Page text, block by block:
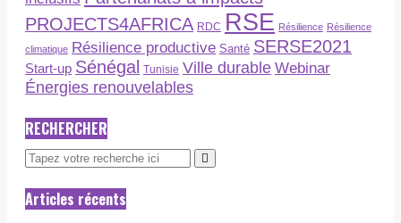
PROJECTS4AFRICA RDC RSE Résilience Résilience
climatique Résilience productive Santé SERSE2021
Start-up Sénégal Tunisie Ville durable Webinar
Énergies renouvelables
RECHERCHER
Articles récents